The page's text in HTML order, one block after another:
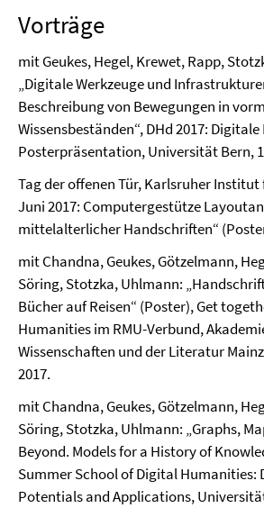
Vorträge
mit Geukes, Hegel, Krewet, Rapp,
„Digitale Werkzeuge und
Beschreibung von Bewegungen in
Wissensbeständen“, DHd 2017:
Posterpräsentation, Universität Bern,
Tag der offenen Tür, Karlsruher Institut
Juni 2017: Computergestütze
mittelalterlicher Handschriften“
mit Chandna, Geukes, Götzelmann,
Söring, Stotzka, Uhlmann:
Bücher auf Reisen“ (Poster), Get
Humanities im RMU-Verbund,
Wissenschaften und der Literatur
2017.
mit Chandna, Geukes, Götzelmann,
Söring, Stotzka, Uhlmann: „Graphs,
Beyond. Models for a History of
Summer School of Digital Humanities:
Potentials and Applications,